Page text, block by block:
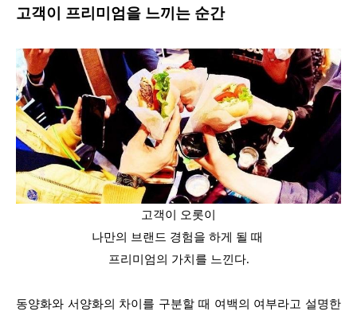
고객이 프리미엄을 느끼는 순간
고객이 오롯이
나만의 브랜드 경험을 하게 될 때
프리미엄의 가치를 느낀다.
동양화와 서양화의 차이를 구분할 때 여백의 여부라고 설명한